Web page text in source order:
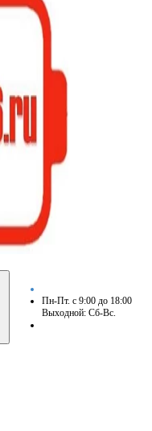
Пн-Пт. с 9:00 до 18:00
Выходной: Сб-Вс.